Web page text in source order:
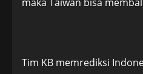
Tim KB memrediksi